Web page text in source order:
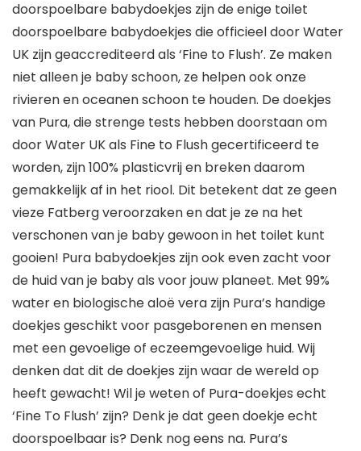
doorspoelbare babydoekjes zijn de enige toilet
doorspoelbare babydoekjes die officieel door Water
UK zijn geaccrediteerd als ‘Fine to Flush’. Ze maken
niet alleen je baby schoon, ze helpen ook onze
rivieren en oceanen schoon te houden. De doekjes
van Pura, die strenge tests hebben doorstaan om
door Water UK als Fine to Flush gecertificeerd te
worden, zijn 100% plasticvrij en breken daarom
gemakkelijk af in het riool. Dit betekent dat ze geen
vieze Fatberg veroorzaken en dat je ze na het
verschonen van je baby gewoon in het toilet kunt
gooien! Pura babydoekjes zijn ook even zacht voor
de huid van je baby als voor jouw planeet. Met 99%
water en biologische aloë vera zijn Pura’s handige
doekjes geschikt voor pasgeborenen en mensen
met een gevoelige of eczeemgevoelige huid. Wij
denken dat dit de doekjes zijn waar de wereld op
heeft gewacht! Wil je weten of Pura-doekjes echt
‘Fine To Flush’ zijn? Denk je dat geen doekje echt
doorspoelbaar is? Denk nog eens na. Pura’s